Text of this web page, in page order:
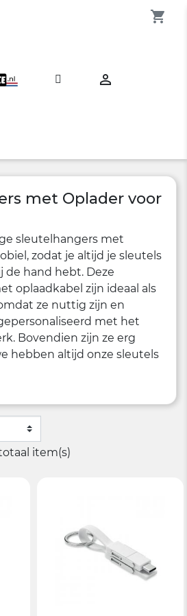

shopping_cart
met Oplader voor
sleutelhangers met
zodat je altijd je sleutels
de hand hebt. Deze
oplaadkabel zijn ideaal als
ze nuttig zijn en
met het
Bovendien zijn ze erg
hebben altijd onze sleutels
item(s)